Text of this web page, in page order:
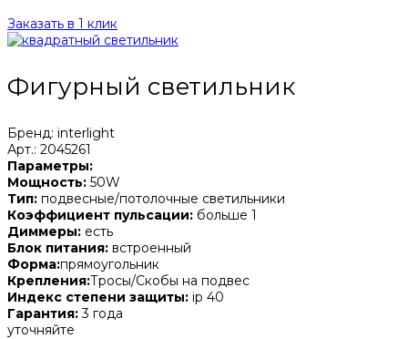
Заказать в 1 клик
Фигурный светильник
Бренд: interlight
Арт.: 2045261
Параметры:
Мощность: 50W
Тип: подвесные/потолочные светильники
Коэффициент пульсации: больше 1
Диммеры: есть
Блок питания: встроенный
Форма:прямоугольник
Крепления:Тросы/Скобы на подвес
Индекс степени защиты: ip 40
Гарантия:3 года
уточняйте